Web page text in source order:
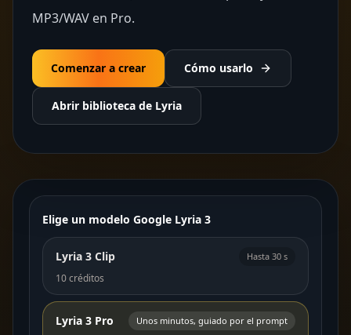
MP3/WAV en Pro.
Comenzar a crear Cómo usarlo
Abrir biblioteca de Lyria
Constructor del generador de música IA Google Lyria
Elige un modelo Google Lyria 3
Lyria 3 Clip Hasta 30 s
10 créditos
Lyria 3 Pro Unos minutos, guiado por el prompt